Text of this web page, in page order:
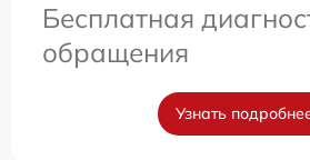
Бесплатная
обращения
Узнать